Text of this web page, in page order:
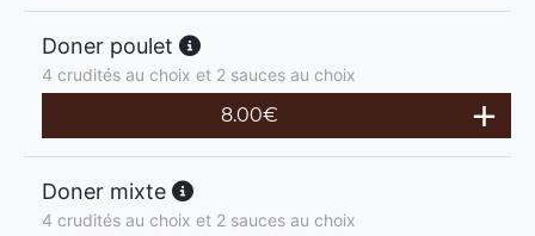
Doner poulet
4 crudités au choix et 2 sauces au choix
8.00€
Doner mixte
4 crudités au choix et 2 sauces au choix